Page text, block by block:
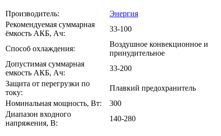
Производитель:
Энергия
Рекомендуемая суммарная
ёмкость АКБ, Ач:
33-100
Способ охлаждения:
Воздушное конвекционное и
принудительное
Допустимая суммарная
емкость АКБ, Ач:
33-200
Защита от перегрузки по
току:
Плавкий предохранитель
Номинальная мощность, Вт:
300
Диапазон входного
напряжения, В:
140-280